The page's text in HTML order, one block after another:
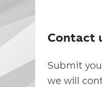
Contact
Submit
we will